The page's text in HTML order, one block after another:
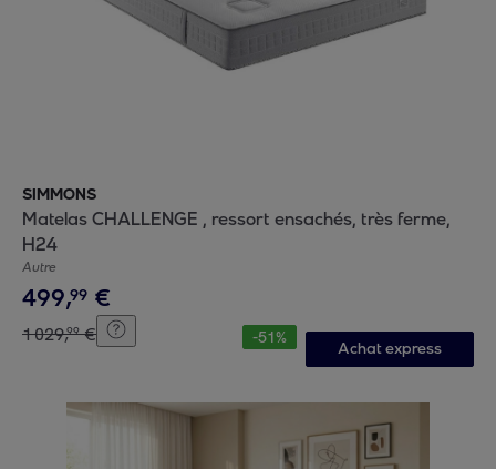
SIMMONS
Matelas CHALLENGE , ressort ensachés, très ferme,
H24
Autre
499,99 €
1029,99 € -51%
Achat express